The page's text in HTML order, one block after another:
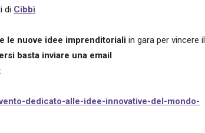
di Cibbì.
le nuove idee imprenditoriali in gara per vincere il
basta inviare una email
dedicato-alle-idee-innovative-del-mondo-